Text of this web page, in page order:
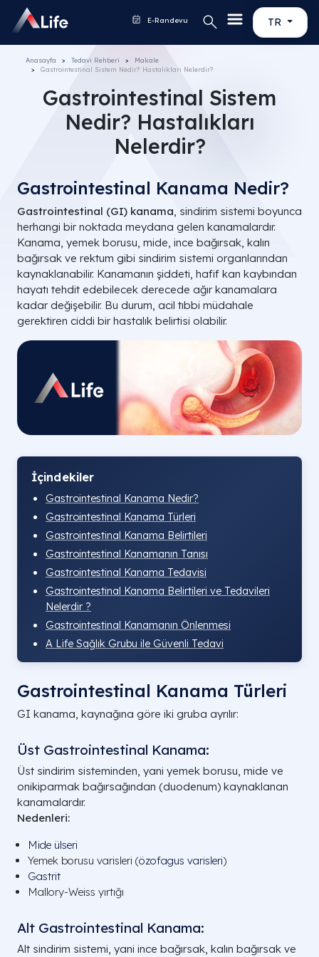
TR
E-Randevu
Anasayfa Tedavi Rehberi
Makale
Gastrointestinal Sistem Nedir? Hastalıkları Nelerdir?
Gastrointestinal Sistem
Nedir? Hastalıkları
Nelerdir?
Gastrointestinal Kanama Nedir?
Gastrointestinal (GI) kanama, sindirim sistemi boyunca
herhangi bir noktada meydana gelen kanamalardır.
Kanama, yemek borusu, mide, ince bağırsak, kalın
bağırsak ve rektum gibi sindirim sistemi organlarından
kaynaklanabilir. Kanamanın şiddeti, hafif kan kaybından
hayatı tehdit edebilecek derecede ağır kanamalara
kadar değişebilir. Bu durum, acil tıbbi müdahale
gerektiren ciddi bir hastalık belirtisi olabilir.
İçindekiler
Gastrointestinal Kanama Nedir?
Gastrointestinal Kanama Türleri
Gastrointestinal Kanama Belirtileri
Gastrointestinal Kanamanın Tanısı
Gastrointestinal Kanama Tedavisi
Gastrointestinal Kanama Belirtileri ve Tedavileri
Nelerdir ?
Gastrointestinal Kanamanın Önlenmesi
A Life Sağlık Grubu ile Güvenli Tedavi
Gastrointestinal Kanama Türleri
GI kanama, kaynağına göre iki gruba ayrılır:
Üst Gastrointestinal Kanama:
Üst sindirim sisteminden, yani yemek borusu, mide ve
onikiparmak bağırsağından (duodenum) kaynaklanan
kanamalardır.
Nedenleri:
Mide ülseri
Yemek borusu varisleri (özofagus varisleri)
Gastrit
Mallory-Weiss yırtığı
Alt Gastrointestinal Kanama:
Alt sindirim sistemi, yani ince bağırsak, kalın bağırsak ve